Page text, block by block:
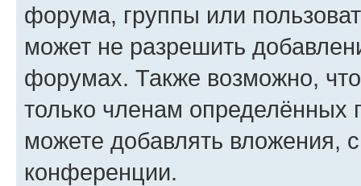
форума, группы или
может не разрешить
форумах. Также возможно,
только членам определённых
можете добавлять вложения,
конференции.